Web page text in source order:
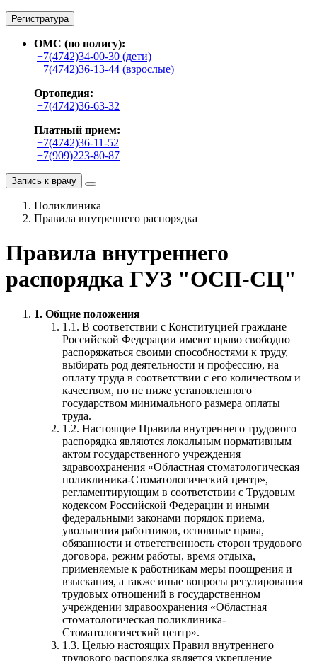
Регистратура
ОМС (по полису):
+7(4742)34-00-30 (дети)
+7(4742)36-13-44 (взрослые)
Ортопедия:
+7(4742)36-63-32
Платный прием:
+7(4742)36-11-52
+7(909)223-80-87
Запись к врачу
Поликлиника
Правила внутреннего распорядка
Правила внутреннего
распорядка ГУЗ "ОСП-СЦ"
1. Общие положения
1.1. В соответствии с Конституцией граждане
Российской Федерации имеют право свободно
распоряжаться своими способностями к труду,
выбирать род деятельности и профессию, на
оплату труда в соответствии с его количеством и
качеством, но не ниже установленного
государством минимального размера оплаты
труда.
1.2. Настоящие Правила внутреннего трудового
распорядка являются локальным нормативным
актом государственного учреждения
здравоохранения «Областная стоматологическая
поликлиника-Стоматологический центр»,
регламентирующим в соответствии с Трудовым
кодексом Российской Федерации и иными
федеральными законами порядок приема,
увольнения работников, основные права,
обязанности и ответственность сторон трудового
договора, режим работы, время отдыха,
применяемые к работникам меры поощрения и
взыскания, а также иные вопросы регулирования
трудовых отношений в государственном
учреждении здравоохранения «Областная
стоматологическая поликлиника-
Стоматологический центр».
1.3. Целью настоящих Правил внутреннего
трудового распорядка является укрепление